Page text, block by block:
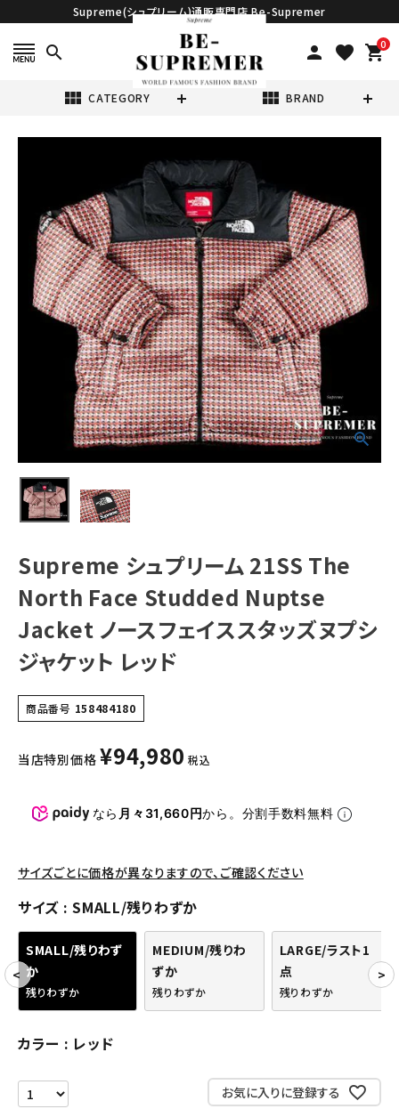
Supreme(シュプリーム)通販専門店 Be-Supremer
search person favorite 0
shopping_cart
view_module CATEGORY view_module BRAND
Supreme シュプ
Face Studded
Nuptse Jacket
ノースフェイスス
タッズヌプシジャ
(税込)
NEW ITEMS
Tシャツ・ロングスリーブ
ジャケット・アウター
キャップ・ハット
ニット帽・ビーニー
その他バッグ類
スニーカー・ブーツ
COLLABORATION BRAND
SEASON
CONTENTS
ACCOUNT MENU
meeting_room ログイン 会員登録
Supreme シュプリーム 21SS The
North Face Studded Nuptse
Jacket ノースフェイススタッズヌプシ
ジャケット レッド
商品番号 158484180
当店特別価格 ¥94,980 税込
なら 月々31,660円から。分割手数料無料
サイズごとに価格が異なりますので、ご確認ください
サイズ SMALL/残りわずか
SMALL/残りわず
か
残りわずか
MEDIUM/残りわ
ずか
残りわずか
LARGE/ラスト1
点
残りわずか
カラー レッド
お気に入りに登録する